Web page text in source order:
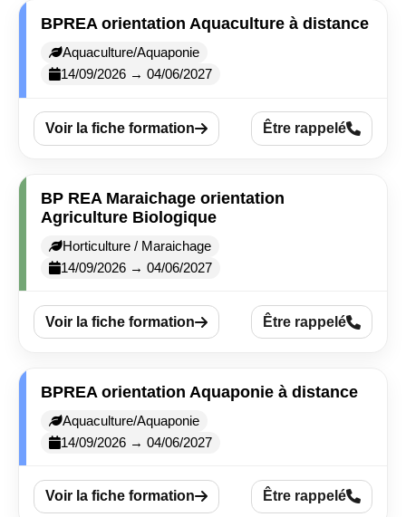
BPREA orientation Aquaculture à distance
Aquaculture/Aquaponie
14/09/2026 → 04/06/2027
Voir la fiche formation Être rappelé
BP REA Maraichage orientation
Agriculture Biologique
Horticulture / Maraichage
14/09/2026 → 04/06/2027
Voir la fiche formation Être rappelé
BPREA orientation Aquaponie à distance
Aquaculture/Aquaponie
14/09/2026 → 04/06/2027
Voir la fiche formation Être rappelé